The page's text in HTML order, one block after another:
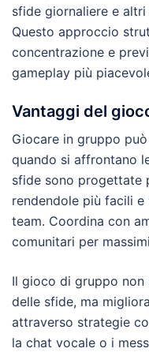
sfide giornaliere e
Questo approccio
concentrazione e
gameplay più
Vantaggi del
Giocare in gruppo
quando si affrontano
sfide sono progettate
rendendole più facili
team. Coordina con
comunitari per
Il gioco di gruppo
delle sfide, ma
attraverso strategie
la chat vocale o i